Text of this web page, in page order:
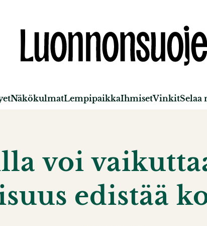
NäkökulmatLempipaikkaIhmisetVinkitSelaa
voi
edistää